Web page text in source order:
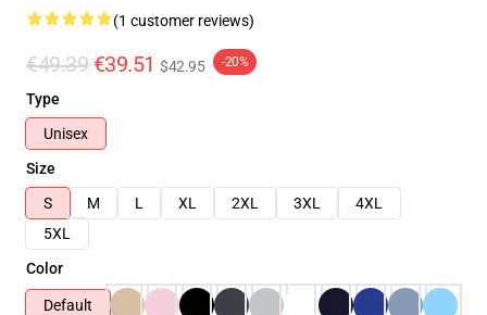
(1 customer reviews)
€49.39 €39.51 $42.95 -20%
Type
Unisex
Size
S
M L XL 2XL 3XL
4XL
5XL
Color
Default